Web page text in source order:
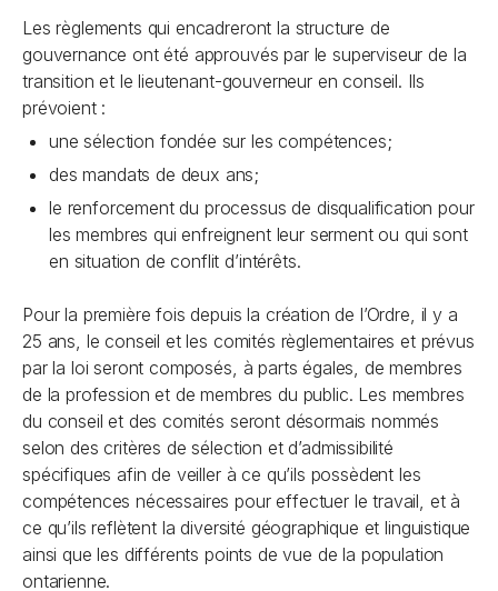
Les règlements qui encadreront la structure de
gouvernance ont été approuvés par le superviseur de la
transition et le lieutenant-gouverneur en conseil. Ils
prévoient :
une sélection fondée sur les compétences;
des mandats de deux ans;
le renforcement du processus de disqualification pour
les membres qui enfreignent leur serment ou qui sont
en situation de conflit d’intérêts.
Pour la première fois depuis la création de l’Ordre, il y a
25 ans, le conseil et les comités règlementaires et prévus
par la loi seront composés, à parts égales, de membres
de la profession et de membres du public. Les membres
du conseil et des comités seront désormais nommés
selon des critères de sélection et d’admissibilité
spécifiques afin de veiller à ce qu’ils possèdent les
compétences nécessaires pour effectuer le travail, et à
ce qu’ils reflètent la diversité géographique et linguistique
ainsi que les différents points de vue de la population
ontarienne.